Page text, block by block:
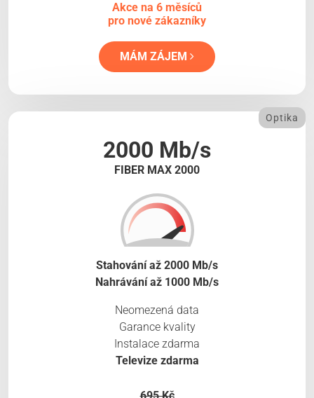
Akce na 6 měsíců
pro nové zákazníky
MÁM ZÁJEM
2000 Mb/s
FIBER MAX 2000
Optika
Stahování až 2000 Mb/s
Nahrávání až 1000 Mb/s
Neomezená data
Garance kvality
Instalace zdarma
Televize zdarma